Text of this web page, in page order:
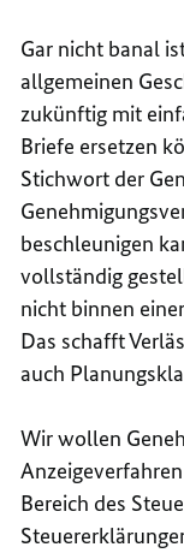
Gar nicht banal
allgemeinen
zukünftig mit
Briefe ersetzen
Stichwort der
beschleunigen
vollständig
nicht binnen
Das schafft
auch
Wir wollen
Bereich des